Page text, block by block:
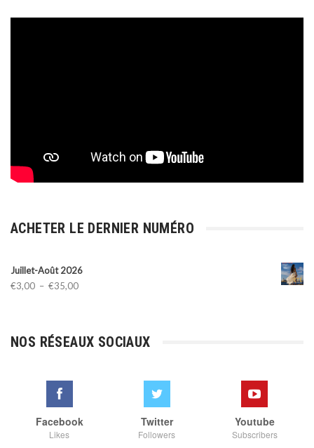
ACHETER LE DERNIER NUMÉRO
Juillet-Août 2026
€3,00 – €35,00Plage
à
NOS RÉSEAUX SOCIAUX
Facebook
Likes
Twitter
Followers
Youtube
Subscribers